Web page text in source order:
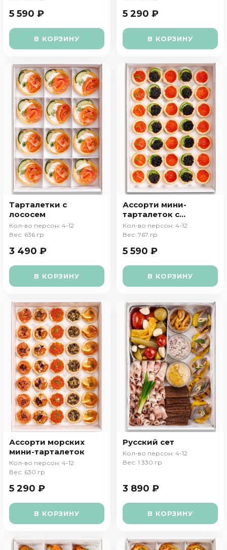
5 590 ₽
В КОРЗИНУ
5 290 ₽
В КОРЗИНУ
Тарталетки с
лососем
Кол-во персон: 4-12
Вес: 636 гр
3 490 ₽
В КОРЗИНУ
Ассорти мини-
тарталеток с
икрой
Кол-во персон: 4-12
Вес: 767 гр
5 590 ₽
В КОРЗИНУ
Ассорти морских
мини-тарталеток
Кол-во персон: 4-12
Вес: 630 гр
5 290 ₽
В КОРЗИНУ
Русский сет
Кол-во персон: 4-12
Вес: 1 330 гр
3 890 ₽
В КОРЗИНУ